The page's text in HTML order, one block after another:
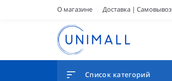
О магазине Доставка | Самовывоз
Список категорий